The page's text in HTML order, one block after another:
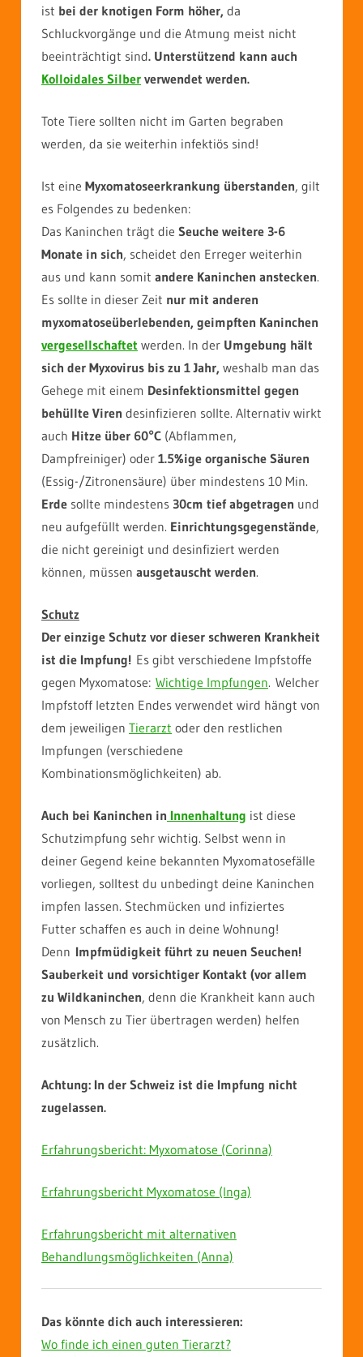
ist bei der knotigen Form höher, da
Schluckvorgänge und die Atmung meist nicht
beeinträchtigt sind. Unterstützend kann auch
Kolloidales Silber verwendet werden.
Tote Tiere sollten nicht im Garten begraben
werden, da sie weiterhin infektiös sind!
Ist eine Myxomatoseerkrankung überstanden, gilt
es Folgendes zu bedenken:
Das Kaninchen trägt die Seuche weitere 3-6
Monate in sich, scheidet den Erreger weiterhin
aus und kann somit andere Kaninchen anstecken.
Es sollte in dieser Zeit nur mit anderen
myxomatoseüberlebenden, geimpften Kaninchen
vergesellschaftet werden. In der Umgebung hält
sich der Myxovirus bis zu 1 Jahr, weshalb man das
Gehege mit einem Desinfektionsmittel gegen
behüllte Viren desinfizieren sollte. Alternativ wirkt
auch Hitze über 60°C (Abflammen,
Dampfreiniger) oder 1.5%ige organische Säuren
(Essig-/Zitronensäure) über mindestens 10 Min.
Erde sollte mindestens 30cm tief abgetragen und
neu aufgefüllt werden. Einrichtungsgegenstände,
die nicht gereinigt und desinfiziert werden
können, müssen ausgetauscht werden.
Schutz
Der einzige Schutz vor dieser schweren Krankheit
ist die Impfung! Es gibt verschiedene Impfstoffe
gegen Myxomatose: Wichtige Impfungen. Welcher
Impfstoff letzten Endes verwendet wird hängt von
dem jeweiligen Tierarzt oder den restlichen
Impfungen (verschiedene
Kombinationsmöglichkeiten) ab.
Auch bei Kaninchen in Innenhaltung ist diese
Schutzimpfung sehr wichtig. Selbst wenn in
deiner Gegend keine bekannten Myxomatosefälle
vorliegen, solltest du unbedingt deine Kaninchen
impfen lassen. Stechmücken und infiziertes
Futter schaffen es auch in deine Wohnung!
Denn Impfmüdigkeit führt zu neuen Seuchen!
Sauberkeit und vorsichtiger Kontakt (vor allem
zu Wildkaninchen, denn die Krankheit kann auch
von Mensch zu Tier übertragen werden) helfen
zusätzlich.
Achtung: In der Schweiz ist die Impfung nicht
zugelassen.
Erfahrungsbericht: Myxomatose (Corinna)
Erfahrungsbericht Myxomatose (Inga)
Erfahrungsbericht mit alternativen
Behandlungsmöglichkeiten (Anna)
Das könnte dich auch interessieren:
Wo finde ich einen guten Tierarzt?